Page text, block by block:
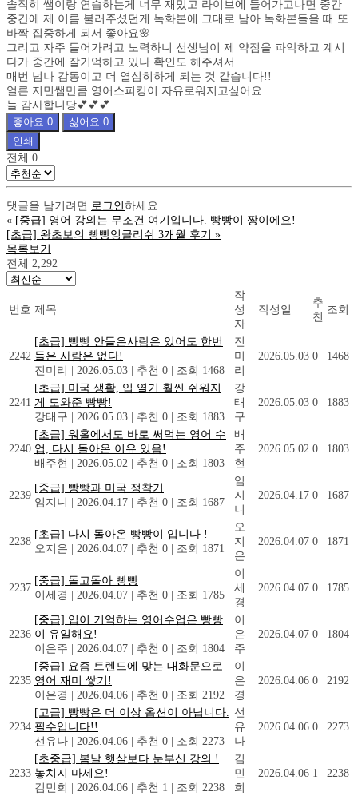
솔직히 쌤이랑 연습하는게 너무 재밌고 라이브에 들어가고나면 중간
중간에 제 이름 불러주셨던게 녹화본에 그대로 남아 녹화본들을 때 또
바짝 집중하게 되서 좋아요🌸
그리고 자주 들어가려고 노력하니 선생님이 제 약점을 파악하고 계시
다가 중간에 잘기억하고 있나 확인도 해주셔서
매번 넘나 감동이고 더 열심히하게 되는 것 같습니다!!
얼른 지민쌤만큼 영어스피킹이 자유로워지고싶어요
늘 감사합니당💕💕💕
좋아요 0 싫어요 0
인쇄
전체 0
댓글을 남기려면 로그인하세요.
« [중급] 영어 강의는 무조건 여기입니다. 빵빵이 짱이에요!
[초급] 왕초보의 빵빵잉글리쉬 3개월 후기 »
목록보기
전체 2,292
번호 제목
작
성
자
작성일
추
천
조회
2242
[초급] 빵빵 안들은사람은 있어도 한번
들은 사람은 없다!
진미리 | 2026.05.03 | 추천 0 | 조회 1468
진
미
리
2026.05.03 0 1468
2241
[초급] 미국 생활, 입 열기 훨씬 쉬워지
게 도와준 빵빵!
강태구 | 2026.05.03 | 추천 0 | 조회 1883
강
태
구
2026.05.03 0 1883
2240
[초급] 워홀에서도 바로 써먹는 영어 수
업, 다시 돌아온 이유 있음!
배주현 | 2026.05.02 | 추천 0 | 조회 1803
배
주
현
2026.05.02 0 1803
2239
[중급] 빵빵과 미국 정착기
임지니 | 2026.04.17 | 추천 0 | 조회 1687
임
지
니
2026.04.17 0 1687
2238
[초급] 다시 돌아온 빵빵이 입니다 !
오지은 | 2026.04.07 | 추천 0 | 조회 1871
오
지
은
2026.04.07 0 1871
2237
[중급] 돌고돌아 빵빵
이세경 | 2026.04.07 | 추천 0 | 조회 1785
이
세
경
2026.04.07 0 1785
2236
[중급] 입이 기억하는 영어수업은 빵빵
이 유일해요!
이은주 | 2026.04.07 | 추천 0 | 조회 1804
이
은
주
2026.04.07 0 1804
2235
[중급] 요즘 트렌드에 맞는 대화문으로
영어 재미 쌓기!
이은경 | 2026.04.06 | 추천 0 | 조회 2192
이
은
경
2026.04.06 0 2192
2234
[고급] 빵빵은 더 이상 옵션이 아닙니다.
필수입니다!!
선유나 | 2026.04.06 | 추천 0 | 조회 2273
선
유
나
2026.04.06 0 2273
2233
[초중급] 봄날 햇살보다 눈부신 강의 !
놓치지 마세요!
김민희 | 2026.04.06 | 추천 1 | 조회 2238
김
민
희
2026.04.06 1 2238